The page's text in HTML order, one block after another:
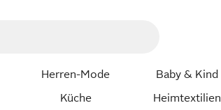
Herren-Mode Baby & Kind
Küche Heimtextilien